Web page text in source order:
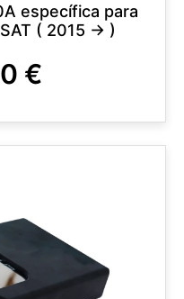
específica para
( 2015 -> )
€